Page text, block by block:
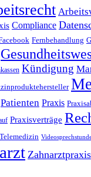
Compliance
Fernbehandlung
Kündigung
Patienten Praxis
Praxisverträge
Telemedizin
Zahnarztpraxis